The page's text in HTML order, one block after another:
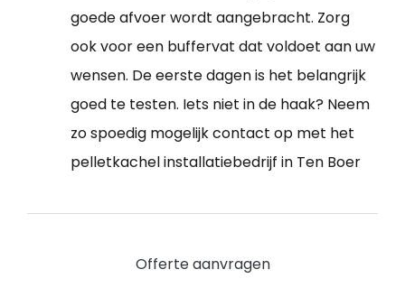
goede afvoer wordt aangebracht. Zorg
ook voor een buffervat dat voldoet aan uw
wensen. De eerste dagen is het belangrijk
goed te testen. Iets niet in de haak? Neem
zo spoedig mogelijk contact op met het
pelletkachel installatiebedrijf in Ten Boer
Offerte aanvragen